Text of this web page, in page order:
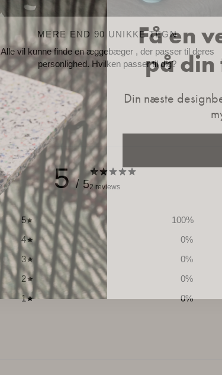
MERE END 90 UNIKKE TEGN
Alle vil kunne finde en æggebæger , der passer til deres
personlighed. Hvilken passer til dig?
5 / 52 reviews
5 100%
4 0%
3 0%
2 0%
1 0%
Få en
på din
Din næste